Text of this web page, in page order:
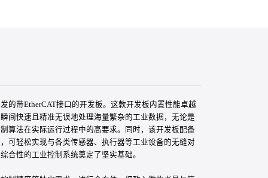
的带EtherCAT接口的开发板。这款开发板内置性能卓越
间快速且精准无误地处理海量繁杂的工业数据，无论是
算法在实际运行过程中的高要求。同时，该开发板配备
可轻松实现与各类传感器、执行器等工业设备的无缝对
合性的工业控制系统奠定了坚实基础。